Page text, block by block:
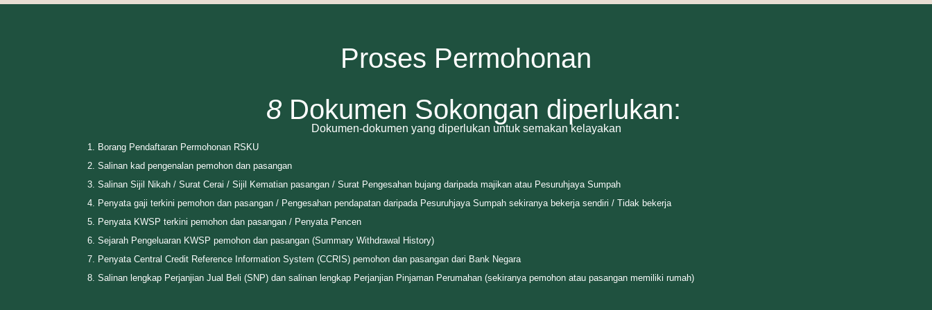
Proses Permohonan
8 Dokumen Sokongan diperlukan:
Dokumen-dokumen yang diperlukan untuk semakan kelayakan
Borang Pendaftaran Permohonan RSKU
Salinan kad pengenalan pemohon dan pasangan
Salinan Sijil Nikah / Surat Cerai / Sijil Kematian pasangan / Surat Pengesahan bujang daripada majikan atau Pesuruhjaya Sumpah
Penyata gaji terkini pemohon dan pasangan / Pengesahan pendapatan daripada Pesuruhjaya Sumpah sekiranya bekerja sendiri / Tidak bekerja
Penyata KWSP terkini pemohon dan pasangan / Penyata Pencen
Sejarah Pengeluaran KWSP pemohon dan pasangan (Summary Withdrawal History)
Penyata Central Credit Reference Information System (CCRIS) pemohon dan pasangan dari Bank Negara
Salinan lengkap Perjanjian Jual Beli (SNP) dan salinan lengkap Perjanjian Pinjaman Perumahan (sekiranya pemohon atau pasangan memiliki rumah)